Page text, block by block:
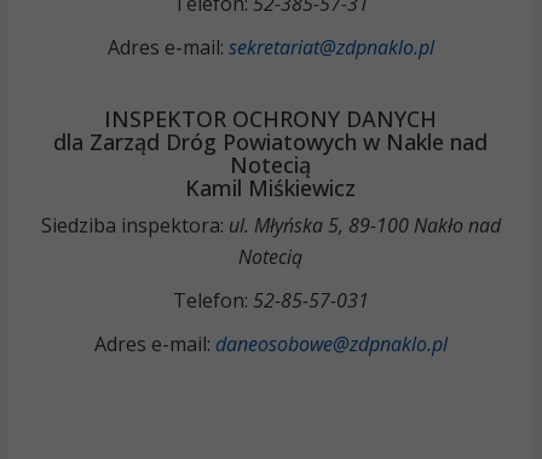
Adres e-mail: sekretariat@zdpnaklo.pl
INSPEKTOR OCHRONY DANYCH
dla Zarząd Dróg Powiatowych w Nakle nad
Notecią
Kamil Miśkiewicz
Siedziba inspektora: ul. Młyńska 5, 89-100 Nakło nad
Notecią
Telefon: 52-85-57-031
Adres e-mail: daneosobowe@zdpnaklo.pl